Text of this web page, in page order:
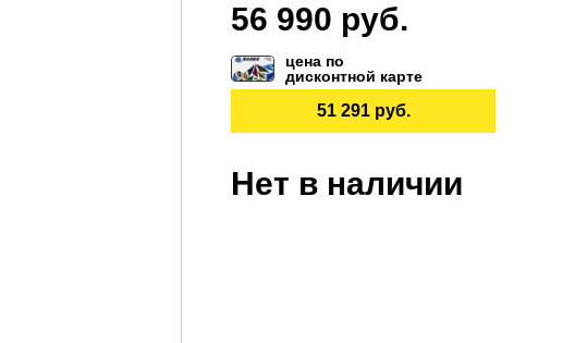
56 990 руб.
цена по
дисконтной карте
51 291 руб.
Нет в наличии